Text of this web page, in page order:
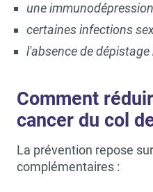
une
certaines infections
l'absence de dépistage
Comment
cancer du col
La prévention repose
complémentaires :